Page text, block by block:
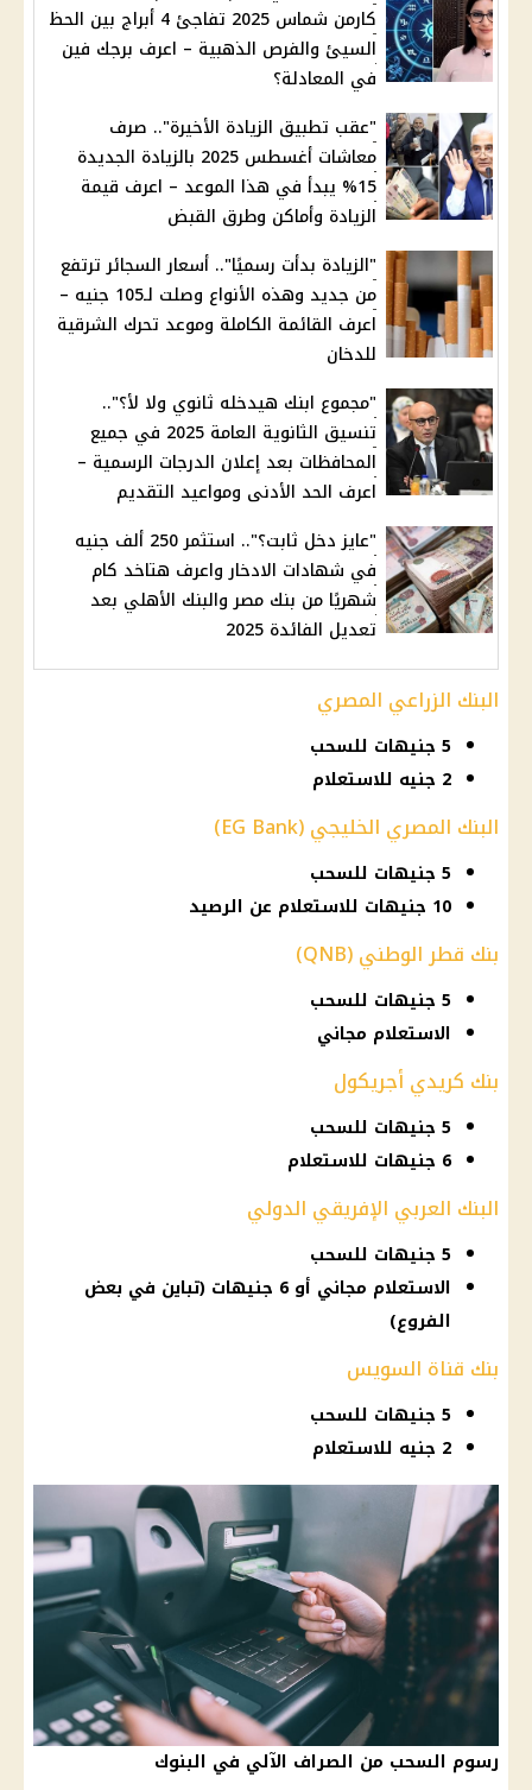
كارمن شماس 2025 تفاجئ 4 أبراج بين الحظ
السيئ والفرص الذهبية – اعرف برجك فين
في المعادلة؟
"عقب تطبيق الزيادة الأخيرة".. صرف
معاشات أغسطس 2025 بالزيادة الجديدة
15% يبدأ في هذا الموعد – اعرف قيمة
الزيادة وأماكن وطرق القبض
"الزيادة بدأت رسميًا".. أسعار السجائر ترتفع
من جديد وهذه الأنواع وصلت لـ105 جنيه –
اعرف القائمة الكاملة وموعد تحرك الشرقية
للدخان
"مجموع ابنك هيدخله ثانوي ولا لأ؟"..
تنسيق الثانوية العامة 2025 في جميع
المحافظات بعد إعلان الدرجات الرسمية –
اعرف الحد الأدنى ومواعيد التقديم
"عايز دخل ثابت؟".. استثمر 250 ألف جنيه
في شهادات الادخار واعرف هتاخد كام
شهريًا من بنك مصر والبنك الأهلي بعد
تعديل الفائدة 2025
البنك الزراعي المصري
5 جنيهات للسحب
2 جنيه للاستعلام
البنك المصري الخليجي (EG Bank)
5 جنيهات للسحب
10 جنيهات للاستعلام عن الرصيد
بنك قطر الوطني (QNB)
5 جنيهات للسحب
الاستعلام مجاني
بنك كريدي أجريكول
5 جنيهات للسحب
6 جنيهات للاستعلام
البنك العربي الإفريقي الدولي
5 جنيهات للسحب
الاستعلام مجاني أو 6 جنيهات (تباين في بعض
الفروع)
بنك قناة السويس
5 جنيهات للسحب
2 جنيه للاستعلام
رسوم السحب من الصراف الآلي في البنوك